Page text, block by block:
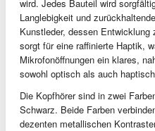
wird. Jedes Bauteil wird
Langlebigkeit und
Kunstleder, dessen
sorgt für eine raffinierte Haptik,
Mikrofonöffnungen ein klares,
sowohl optisch als auch
Die Kopfhörer sind in zwei
Schwarz. Beide Farben
dezenten metallischen